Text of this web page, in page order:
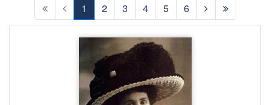
1
(current)
2 3 4 5 6